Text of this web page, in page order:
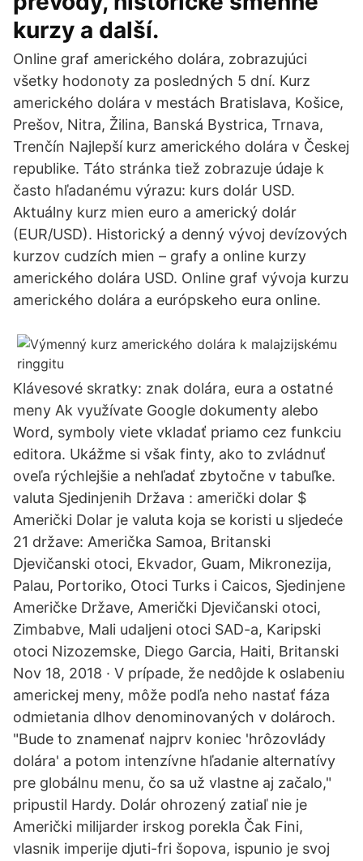
kurzy a další.
Online graf amerického dolára, zobrazujúci
všetky hodonoty za posledných 5 dní. Kurz
amerického dolára v mestách Bratislava, Košice,
Prešov, Nitra, Žilina, Banská Bystrica, Trnava,
Trenčín Najlepší kurz amerického dolára v Českej
republike. Táto stránka tiež zobrazuje údaje k
často hľadanému výrazu: kurs dolár USD.
Aktuálny kurz mien euro a americký dolár
(EUR/USD). Historický a denný vývoj devízových
kurzov cudzích mien – grafy a online kurzy
amerického dolára USD. Online graf vývoja kurzu
amerického dolára a európskeho eura online.
Klávesové skratky: znak dolára, eura a ostatné
meny Ak využívate Google dokumenty alebo
Word, symboly viete vkladať priamo cez funkciu
editora. Ukážme si však finty, ako to zvládnuť
oveľa rýchlejšie a nehľadať zbytočne v tabuľke.
valuta Sjedinjenih Država : američki dolar $
Američki Dolar je valuta koja se koristi u sljedeće
21 države: Američka Samoa, Britanski
Djevičanski otoci, Ekvador, Guam, Mikronezija,
Palau, Portoriko, Otoci Turks i Caicos, Sjedinjene
Američke Države, Američki Djevičanski otoci,
Zimbabve, Mali udaljeni otoci SAD-a, Karipski
otoci Nizozemske, Diego Garcia, Haiti, Britanski
Nov 18, 2018 · V prípade, že nedôjde k oslabeniu
americkej meny, môže podľa neho nastať fáza
odmietania dlhov denominovaných v dolároch.
"Bude to znamenať najprv koniec 'hrôzovlády
dolára' a potom intenzívne hľadanie alternatívy
pre globálnu menu, čo sa už vlastne aj začalo,"
pripustil Hardy. Dolár ohrozený zatiaľ nie je
Američki milijarder irskog porekla Čak Fini,
vlasnik imperije djuti-fri šopova, ispunio je svoj